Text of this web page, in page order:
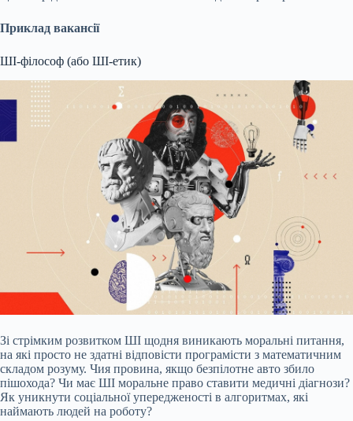
Приклад вакансії
ШІ-філософ (або ШІ-етик)
Зі стрімким розвитком ШІ щодня виникають моральні питання,
на які просто не здатні відповісти програмісти з математичним
складом розуму. Чия провина, якщо безпілотне авто збило
пішохода? Чи має ШІ моральне право ставити медичні діагнози?
Як уникнути соціальної упередженості в алгоритмах, які
наймають людей на роботу?